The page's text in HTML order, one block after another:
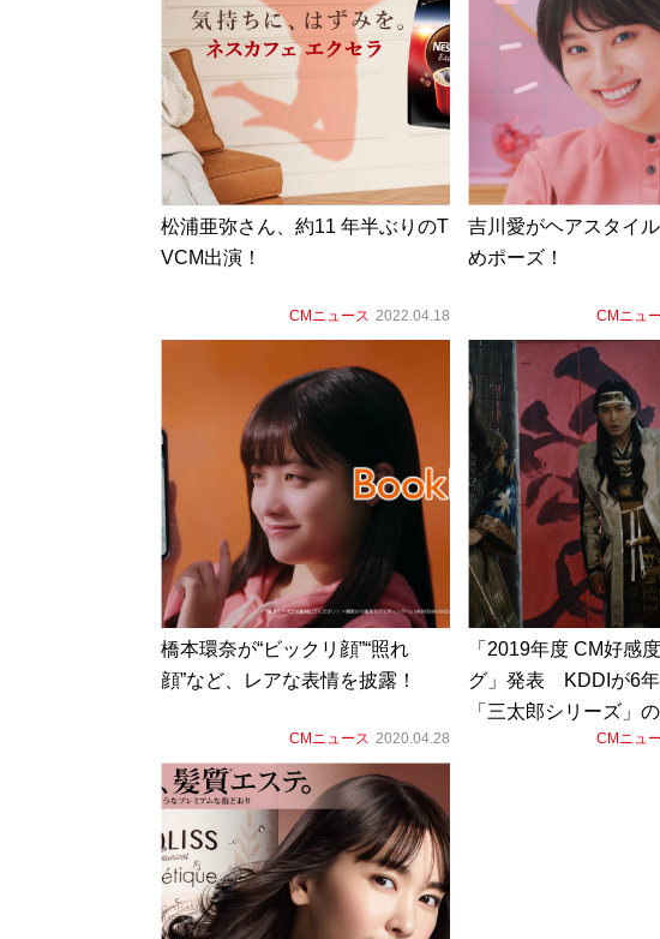
松浦亜弥さん、約11 年半ぶりのT
VCM出演！
CMニュース 2022.04.18
吉川愛がヘアスタイ
めポーズ！
CMニュ
橋本環奈が“ビックリ顔”“照れ
顔”など、レアな表情を披露！
CMニュース 2020.04.28
「2019年度 CM好感
グ」発表 KDDIが6
「三太郎シリーズ」
CMニュ